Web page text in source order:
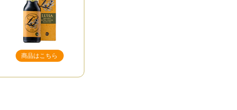
商品はこちら